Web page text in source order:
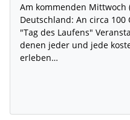
Am kommenden Mittwoch
Deutschland: An circa
"Tag des Laufens"
denen jeder und jede
erleben…